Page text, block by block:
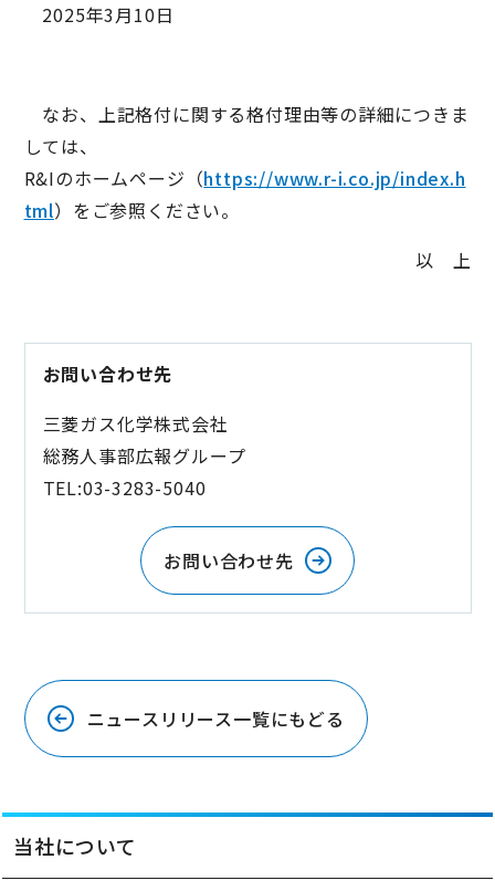
2025年3月10日
なお、上記格付に関する格付理由等の詳細につきま
しては、
R&Iのホームページ（https://www.r-i.co.jp/index.h
tml）をご参照ください。
以 上
お問い合わせ先
三菱ガス化学株式会社
総務人事部広報グループ
TEL:03-3283-5040
お問い合わせ先
ニュースリリース一覧にもどる
当社について